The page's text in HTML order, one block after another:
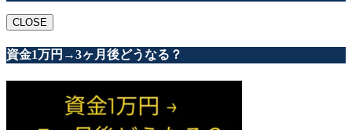
CLOSE
資金1万円→3ヶ月後どうなる？